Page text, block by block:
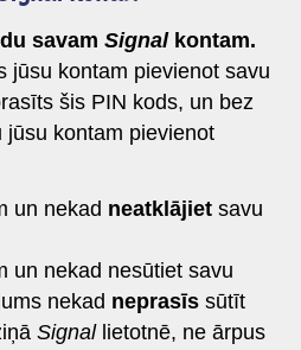
savam Signalkontam.
jūsu kontam pievienot savu
šis PIN kods, un bez
jūsu kontam pievienot
un nekad neatklājietsavu
un nekad nesūtiet savu
nekad neprasīssūtīt
Signallietotnē, ne ārpus